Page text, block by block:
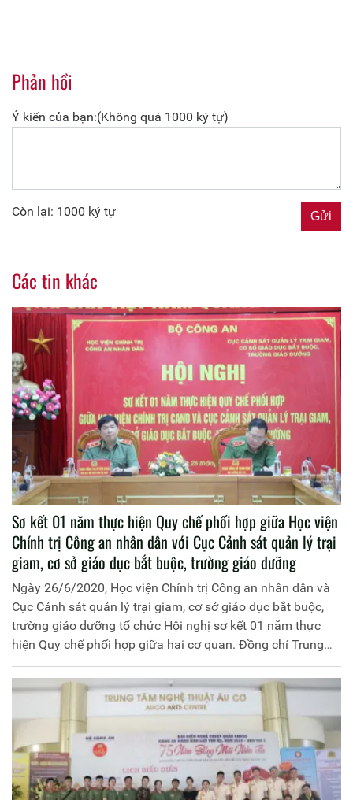
Phản hồi
Ý kiến của bạn:(Không quá 1000 ký tự)
Còn lại: 1000 ký tự
Các tin khác
Sơ kết 01 năm thực hiện Quy chế phối hợp giữa Học viện
Chính trị Công an nhân dân với Cục Cảnh sát quản lý trại
giam, cơ sở giáo dục bắt buộc, trường giáo dưỡng
Ngày 26/6/2020, Học viện Chính trị Công an nhân dân và
Cục Cảnh sát quản lý trại giam, cơ sở giáo dục bắt buộc,
trường giáo dưỡng tổ chức Hội nghị sơ kết 01 năm thực
hiện Quy chế phối hợp giữa hai cơ quan. Đồng chí Trung
tướng, PGS.TS Trần Vi Dân, Giám đốc Học viện Chính trị
Công an nhân dân và đồng chí Trung tướng Hồ Thanh
Đình, Cục trưởng Cục Cảnh sát quản lý trại giam, cơ sở
giáo dục bắt buộc, trường giáo dưỡng đồng chủ trì Hội